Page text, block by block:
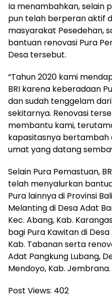
Ia menambahkan, selain
pun telah berperan aktif
masyarakat Pesedehan,
bantuan renovasi Pura
Desa tersebut.
“Tahun 2020 kami
BRI karena keberadaan
dan sudah tenggelam
sekitarnya. Renovasi
membantu kami,
kapasitasnya bertambah
umat yang datang
Selain Pura Pemastuan,
telah menyalurkan
Pura lainnya di Provinsi
Melanting di Desa Adat
Kec. Abang, Kab.
bagi Pura Kawitan di
Kab. Tabanan serta
Adat Pangkung Lubang,
Mendoyo, Kab. Jembrana.
Post Views: 402